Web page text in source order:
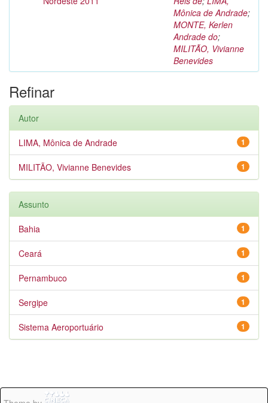
Mônica de Andrade;
MONTE, Kerlen
Andrade do;
MILITÃO, Vivianne
Benevides
Refinar
Autor
1
LIMA, Mônica de Andrade
1
MILITÃO, Vivianne Benevides
Assunto
1
Bahia
1
Ceará
1
Pernambuco
1
Sergipe
1
Sistema Aeroportuário